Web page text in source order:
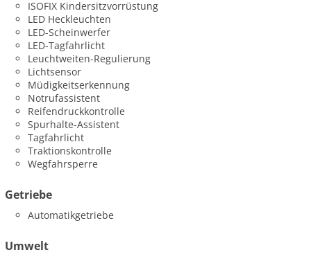
ISOFIX Kindersitzvorrüstung
LED Heckleuchten
LED-Scheinwerfer
LED-Tagfahrlicht
Leuchtweiten-Regulierung
Lichtsensor
Müdigkeitserkennung
Notrufassistent
Reifendruckkontrolle
Spurhalte-Assistent
Tagfahrlicht
Traktionskontrolle
Wegfahrsperre
Getriebe
Automatikgetriebe
Umwelt